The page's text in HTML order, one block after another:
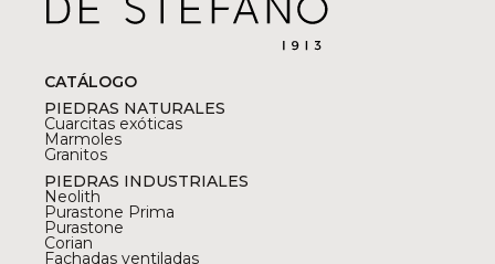
CATÁLOGO
PIEDRAS NATURALES
Cuarcitas exóticas
Marmoles
Granitos
PIEDRAS INDUSTRIALES
Neolith
Purastone Prima
Purastone
Corian
Fachadas ventiladas